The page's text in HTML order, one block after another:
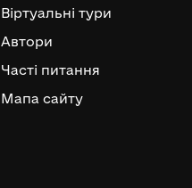
Віртуальні тури
Автори
Часті питання
Мапа сайту